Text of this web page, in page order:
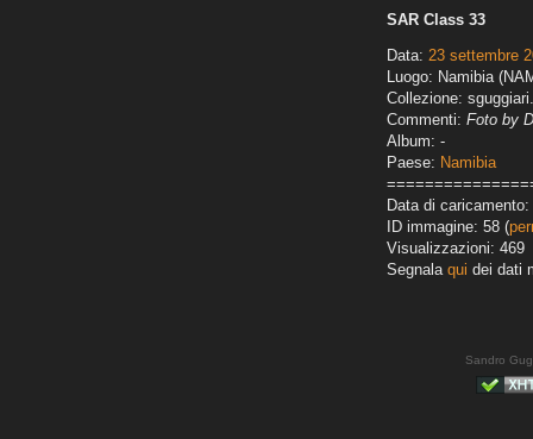
SAR Class 33
Data: 23 settembre
Luogo: Namibia
Collezione:
Commenti: Foto by
Album: -
Paese: Namibia
Data di
ID immagine: 58 (
Visualizzazioni: 469
Segnala qui dei dati
Sandro